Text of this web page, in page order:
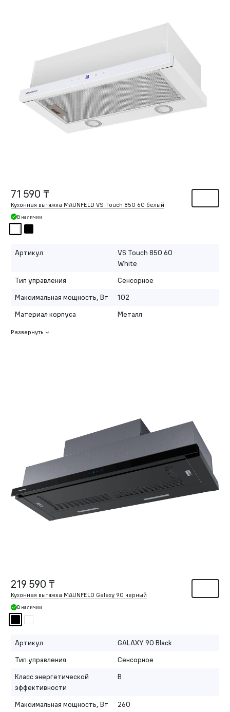
71 590 ₸
Кухонная вытяжка MAUNFELD VS Touch 850 60 белый
В наличии
Артикул
VS Touch 850 60
White
Тип управления
Сенсорное
Максимальная мощность, Вт
102
Материал корпуса
Металл
Развернуть
219 590 ₸
Кухонная вытяжка MAUNFELD Galaxy 90 черный
В наличии
Артикул
GALAXY 90 Black
Тип управления
Сенсорное
Класс энергетической
эффективности
B
Максимальная мощность, Вт 260